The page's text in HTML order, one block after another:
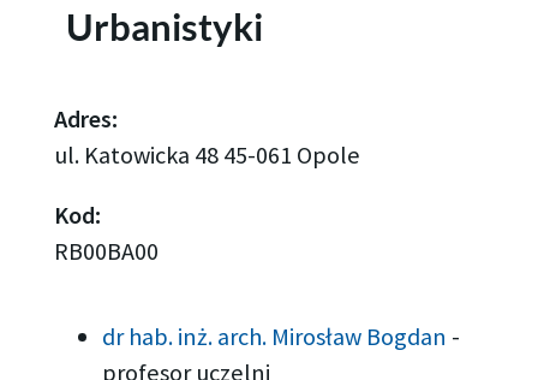
Urbanistyki
Adres:
ul. Katowicka 48 45-061 Opole
Kod:
RB00BA00
dr hab. inż. arch. Mirosław Bogdan -
profesor uczelni